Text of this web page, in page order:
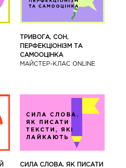
ТРИВОГА, СОН,
ПЕРФЕКЦІОНІЗМ ТА
САМООЦІНКА
МАЙСТЕР-КЛАС ONLINE
СИЛА СЛОВА. ЯК ПИСАТИ